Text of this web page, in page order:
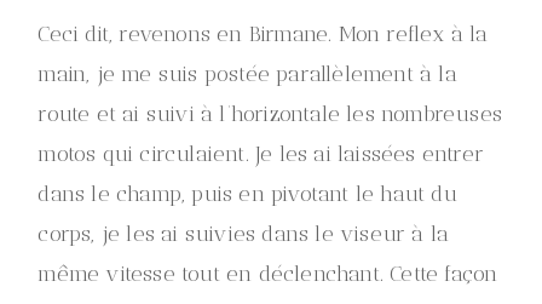
Ceci dit, revenons en Birmane. Mon reflex à la
main, je me suis postée parallèlement à la
route et ai suivi à l’horizontale les nombreuses
motos qui circulaient. Je les ai laissées entrer
dans le champ, puis en pivotant le haut du
corps, je les ai suivies dans le viseur à la
même vitesse tout en déclenchant. Cette façon